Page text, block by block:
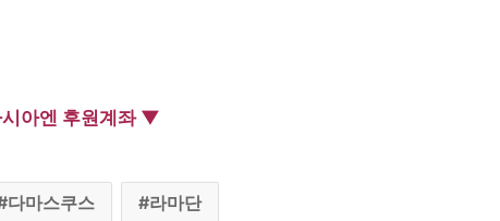
아엔 후원계좌 ▼
다마스쿠스 라마단